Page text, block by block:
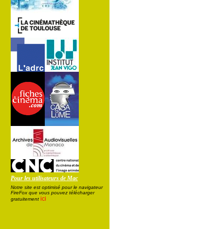
Pour les utilisateurs de Mac
Notre site est optimisé pour le navigateur
FireFox que vous pouvez télécharger
gratuitement ici